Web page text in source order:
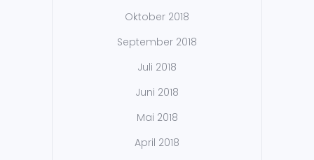
Oktober 2018
September 2018
Juli 2018
Juni 2018
Mai 2018
April 2018